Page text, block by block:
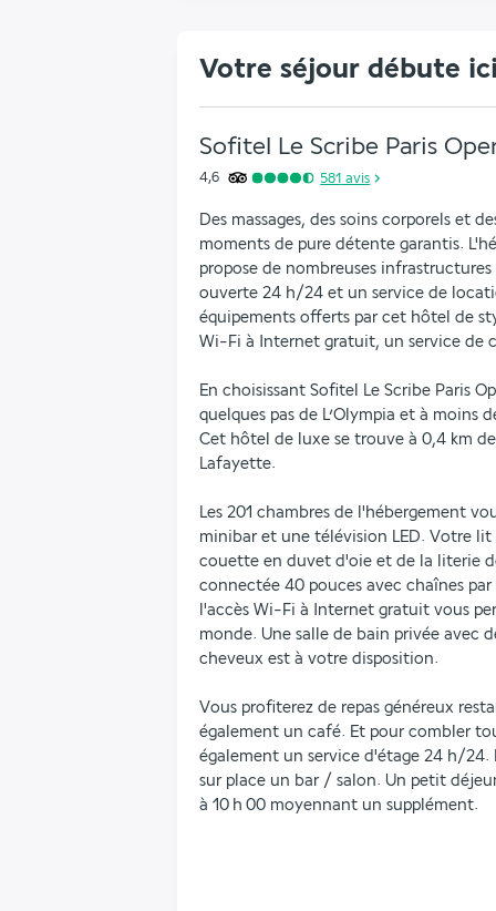
Votre séjour débute ici
Sofitel Le Scribe Paris
4,6 581 avis
Des massages, des soins corporels et
moments de pure détente garantis.
propose de nombreuses
ouverte 24 h/24 et un service de
équipements offerts par cet hôtel de
Wi-Fi à Internet gratuit, un service de
En choisissant Sofitel Le Scribe Paris
quelques pas de L’Olympia et à moins
Cet hôtel de luxe se trouve à 0,4 km
Lafayette.
Les 201 chambres de l'hébergement
minibar et une télévision LED. Votre lit
couette en duvet d'oie et de la literie
connectée 40 pouces avec chaînes
l'accès Wi-Fi à Internet gratuit vous
monde. Une salle de bain privée avec
cheveux est à votre disposition.
Vous profiterez de repas généreux
également un café. Et pour combler
également un service d'étage 24 h/
sur place un bar / salon. Un petit
à 10 h 00 moyennant un supplément.